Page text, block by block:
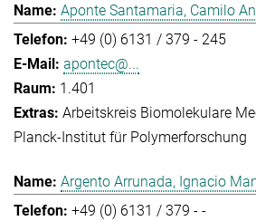
Aponte Santamaria, Camilo
+49 (0) 6131 / 379 - 245
apontec@...
1.401
Arbeitskreis Biomolekulare
Planck-Institut für Polymerforschung
Argento Arrunada, Ignacio
+49 (0) 6131 / 379 - -